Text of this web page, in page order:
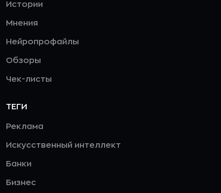
Истории
Мнения
Нейропрофайлы
Обзоры
Чек-листы
ТЕГИ
Реклама
Искусственный интеллект
Банки
Бизнес